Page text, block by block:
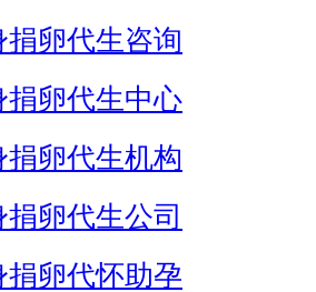
捐卵代生咨询
捐卵代生中心
捐卵代生机构
捐卵代生公司
捐卵代怀助孕